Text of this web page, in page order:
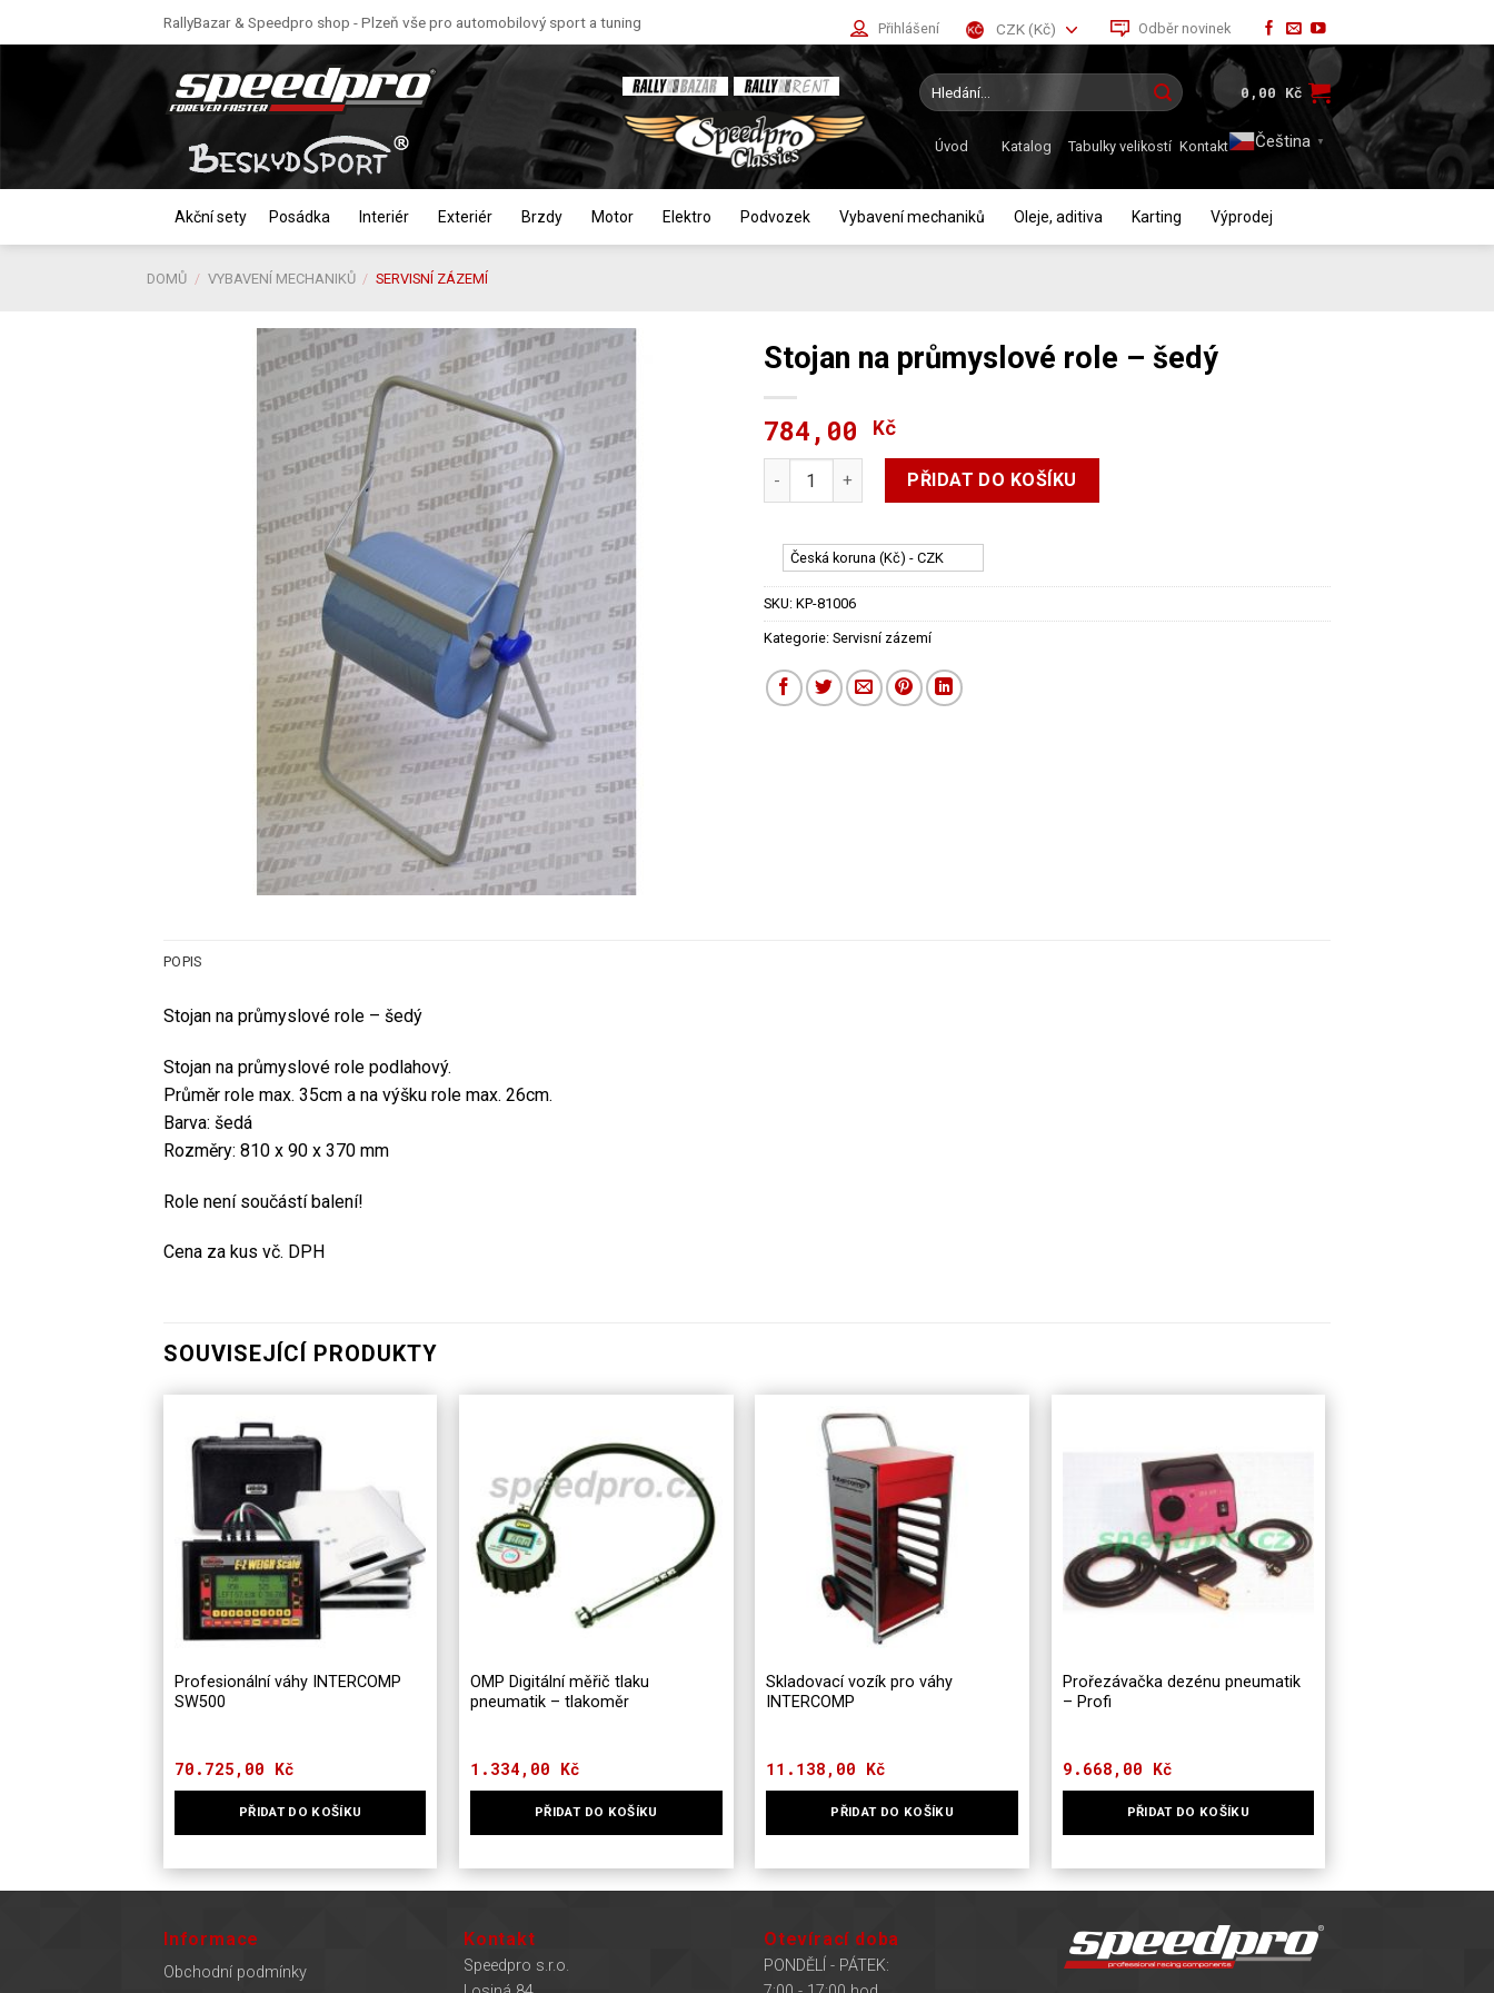
to
RallyBazar & Speedpro shop - Plzeň vše pro automobilový sport a tuning Přihlášení CZK (Kč) Odběr novinek
Hledat:
0,00 Kč
Úvod Katalog Tabulky velikostí Kontakt Čeština‎ ▼
Akční sety Posádka Interiér Exteriér Brzdy Motor Elektro Podvozek Vybavení mechaniků Oleje, aditiva Karting Výprodej
DOMŮ / VYBAVENÍ MECHANIKŮ / SERVISNÍ ZÁZEMÍ
Stojan na průmyslové role – šedý
784,00 Kč
Stojan na průmyslové role - šedý množství
PŘIDAT DO KOŠÍKU
Česká koruna (Kč) - CZK
SKU: KP-81006
Kategorie: Servisní zázemí
POPIS
Stojan na průmyslové role – šedý
Stojan na průmyslové role podlahový.
Průměr role max. 35cm a na výšku role max. 26cm.
Barva: šedá
Rozměry: 810 x 90 x 370 mm
Role není součástí balení!
Cena za kus vč. DPH
SOUVISEJÍCÍ PRODUKTY
Profesionální váhy INTERCOMP
SW500
70.725,00 Kč
PŘIDAT DO KOŠÍKU
OMP Digitální měřič tlaku
pneumatik – tlakoměr
1.334,00 Kč
PŘIDAT DO KOŠÍKU
Skladovací vozík pro váhy
INTERCOMP
11.138,00 Kč
PŘIDAT DO KOŠÍKU
Prořezávačka dezénu pneumatik
– Profi
9.668,00 Kč
PŘIDAT DO KOŠÍKU
Informace
Obchodní podmínky
Kontakt
Speedpro s.r.o.
Otevírací doba
PONDĚLÍ - PÁTEK: